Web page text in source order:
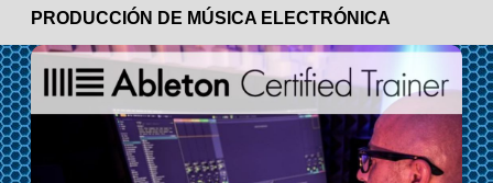
PRODUCCIÓN DE MÚSICA ELECTRÓNICA